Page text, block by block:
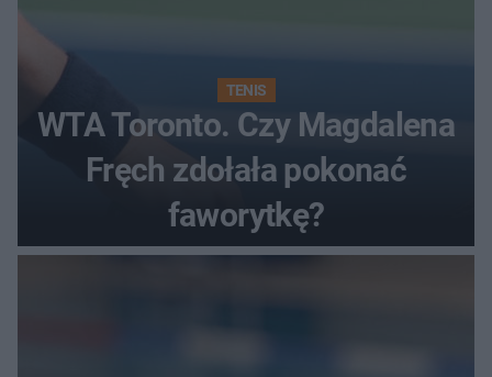
TENIS
WTA Toronto. Czy Magdalena
Fręch zdołała pokonać
faworytkę?